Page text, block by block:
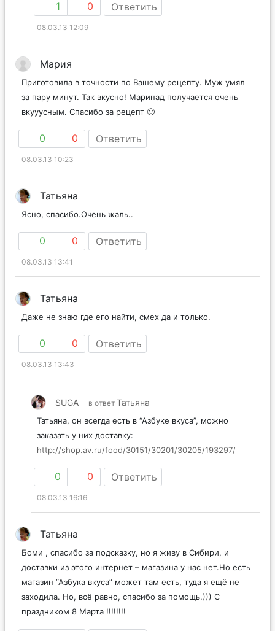
1 0 Ответить
08.03.13 12:09
Мария
Приготовила в точности по Вашему рецепту. Муж умял
за пару минут. Так вкусно! Маринад получается очень
вкууусным. Спасибо за рецепт 🙂
0 0 Ответить
08.03.13 10:23
Татьяна
Ясно, спасибо.Очень жаль..
0 0 Ответить
08.03.13 13:41
Татьяна
Даже не знаю где его найти, смех да и только.
0 0 Ответить
08.03.13 13:43
SUGA в ответ Татьяна
Татьяна, он всегда есть в “Азбуке вкуса”, можно
заказать у них доставку:
http://shop.av.ru/food/30151/30201/30205/193297/
0 0 Ответить
08.03.13 16:16
Татьяна
Боми , спасибо за подсказку, но я живу в Сибири, и
доставки из этого интернет – магазина у нас нет.Но есть
магазин “Азбука вкуса” может там есть, туда я ещё не
заходила. Но, всё равно, спасибо за помощь.))) С
праздником 8 Марта !!!!!!!!